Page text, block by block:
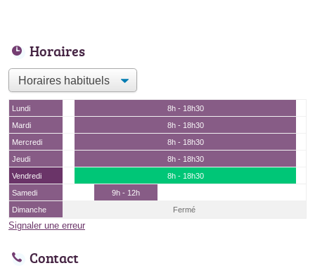
Horaires
Lundi
8h - 18h30
Mardi
8h - 18h30
Mercredi
8h - 18h30
Jeudi
8h - 18h30
Vendredi
8h - 18h30
Samedi
9h - 12h
Dimanche
Fermé
Signaler une erreur
Contact